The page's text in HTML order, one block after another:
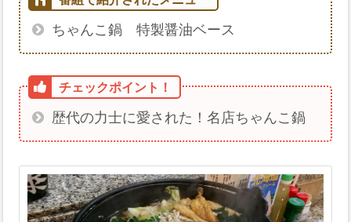
ちゃんこ鍋 特製醤油ベース
歴代の力士に愛された！名店ちゃんこ鍋